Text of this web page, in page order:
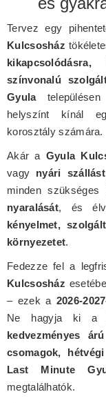
Tervez egy
Kulcsosház
színvonalú
Gyula
helyszínt kínál
korosztály számára.
Akár a Gyula
vagy nyári szállást
minden szükséges
nyaralását, és
kényelmet,
környezetet.
Fedezze fel a
Kulcsosház
– ezek a 2026-
Ne hagyja ki a
kedvezményes
csomagok,
Last Minute
megtalálhatók.